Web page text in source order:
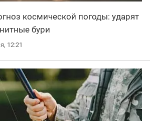
космической погоды: ударят
бури
12:21